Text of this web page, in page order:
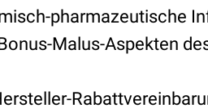
pharmazeutische
Malus-Aspekten